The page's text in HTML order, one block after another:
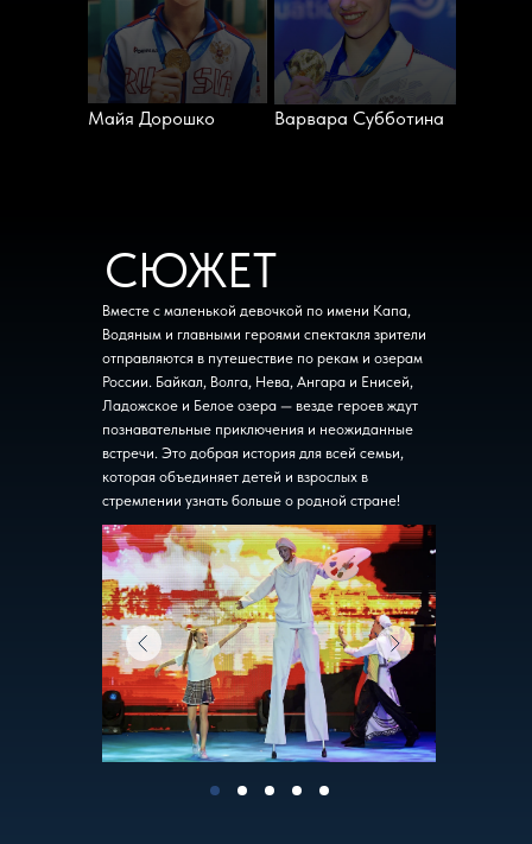
Майя Дорошко Варвара Субботина
СЮЖЕТ
Вместе с маленькой девочкой по имени Капа,
Водяным и главными героями спектакля зрители
отправляются в путешествие по рекам и озерам
России. Байкал, Волга, Нева, Ангара и Енисей,
Ладожское и Белое озера — везде героев ждут
познавательные приключения и неожиданные
встречи. Это добрая история для всей семьи,
которая объединяет детей и взрослых в
стремлении узнать больше о родной стране!